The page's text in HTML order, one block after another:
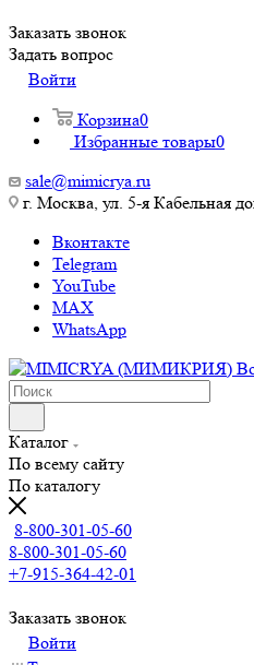
Заказать звонок
Задать вопрос
Войти
Корзина0
Избранные товары0
sale@mimicrya.ru
г. Москва, ул. 5-я Кабельная
Вконтакте
Telegram
YouTube
MAX
WhatsApp
Каталог
По всему сайту
По каталогу
8-800-301-05-60
8-800-301-05-60
+7-915-364-42-01
Заказать звонок
Войти